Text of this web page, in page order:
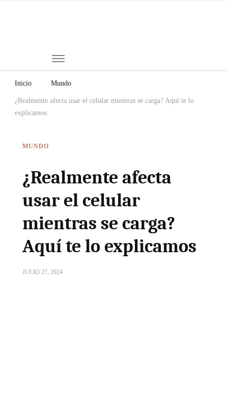
Inicio Mundo
¿Realmente afecta usar el celular mientras se carga? Aquí te lo
explicamos
MUNDO
¿Realmente afecta
usar el celular
mientras se carga?
Aquí te lo explicamos
JULIO 27, 2024